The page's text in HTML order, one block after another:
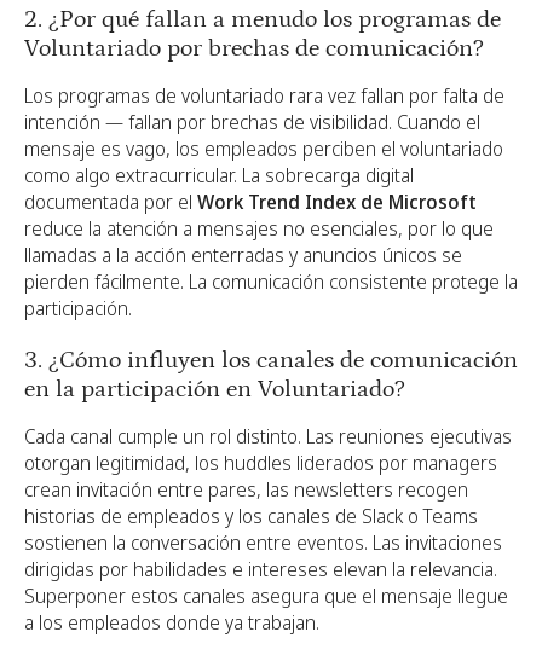
2. ¿Por qué fallan a menudo los programas de
Voluntariado por brechas de comunicación?
Los programas de voluntariado rara vez fallan por falta de
intención — fallan por brechas de visibilidad. Cuando el
mensaje es vago, los empleados perciben el voluntariado
como algo extracurricular. La sobrecarga digital
documentada por el Work Trend Index de Microsoft
reduce la atención a mensajes no esenciales, por lo que
llamadas a la acción enterradas y anuncios únicos se
pierden fácilmente. La comunicación consistente protege la
participación.
3. ¿Cómo influyen los canales de comunicación
en la participación en Voluntariado?
Cada canal cumple un rol distinto. Las reuniones ejecutivas
otorgan legitimidad, los huddles liderados por managers
crean invitación entre pares, las newsletters recogen
historias de empleados y los canales de Slack o Teams
sostienen la conversación entre eventos. Las invitaciones
dirigidas por habilidades e intereses elevan la relevancia.
Superponer estos canales asegura que el mensaje llegue
a los empleados donde ya trabajan.